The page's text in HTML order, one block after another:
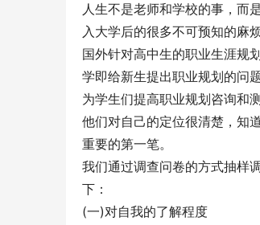
人生不是老师和学校的事，而
入大学后的很多不可预知的麻烦
国外针对高中生的职业生涯规
学即给新生提出职业规划的问
为学生们提高职业规划咨询和
他们对自己的定位很清楚，知
重要的第一笔。
我们通过调查问卷的方式抽样
下：
(一)对自我的了解程度